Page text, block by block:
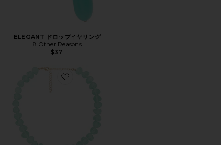
ELEGANT ドロップイヤリング
8 Other Reasons
$37
Favorite BEADED ネックレス